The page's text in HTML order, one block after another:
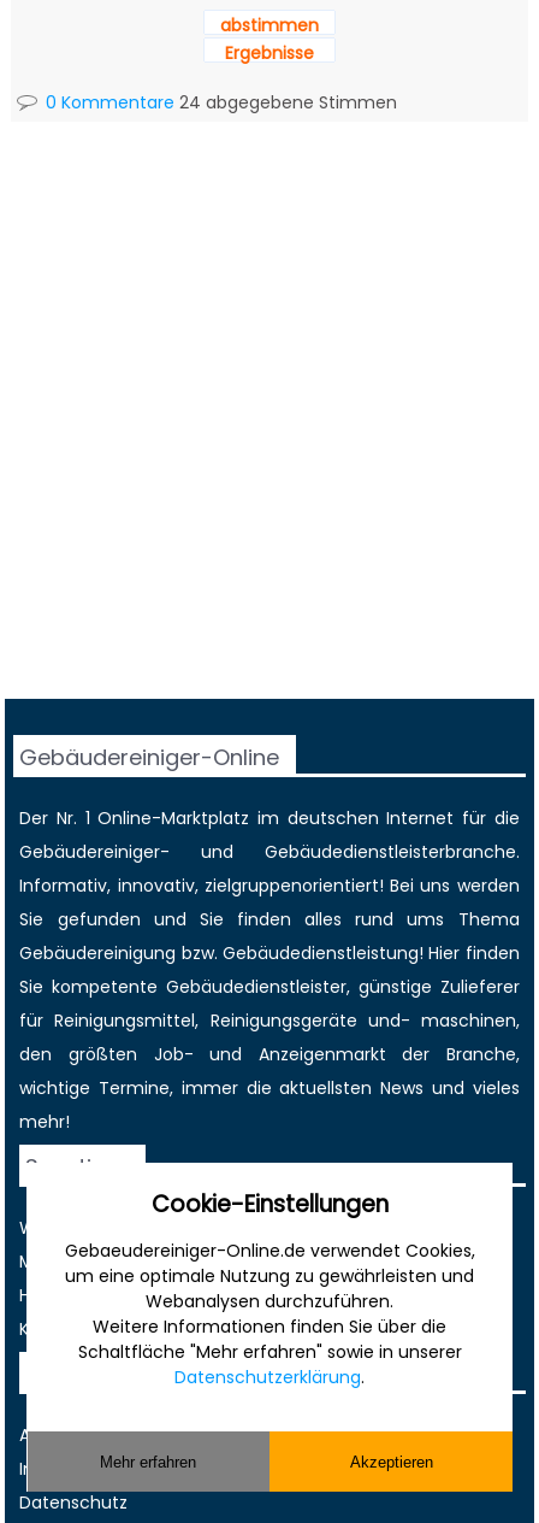
abstimmen
Ergebnisse
0 Kommentare 24 abgegebene Stimmen
Gebäudereiniger-Online
Der Nr. 1 Online-Marktplatz im deutschen Internet für die
Gebäudereiniger- und Gebäudedienstleisterbranche.
Informativ, innovativ, zielgruppenorientiert! Bei uns werden
Sie gefunden und Sie finden alles rund ums Thema
Gebäudereinigung bzw. Gebäudedienstleistung! Hier finden
Sie kompetente Gebäudedienstleister, günstige Zulieferer
für Reinigungsmittel, Reinigungsgeräte und- maschinen,
den größten Job- und Anzeigenmarkt der Branche,
wichtige Termine, immer dieaktuellsten News und vieles
mehr!
Sonstiges
Werbung
Musterverträge und Vorlagen
Hilfe
Kontakt
AGB
Impressum
Datenschutz
Cookie-Einstellungen
Gebaeudereiniger-Online.de verwendet Cookies,
um eine optimale Nutzung zu gewährleisten und
Webanalysen durchzuführen.
Weitere Informationen finden Sie über die
Schaltfläche "Mehr erfahren" sowie in unserer
Datenschutzerklärung.
Mehr erfahren Akzeptieren